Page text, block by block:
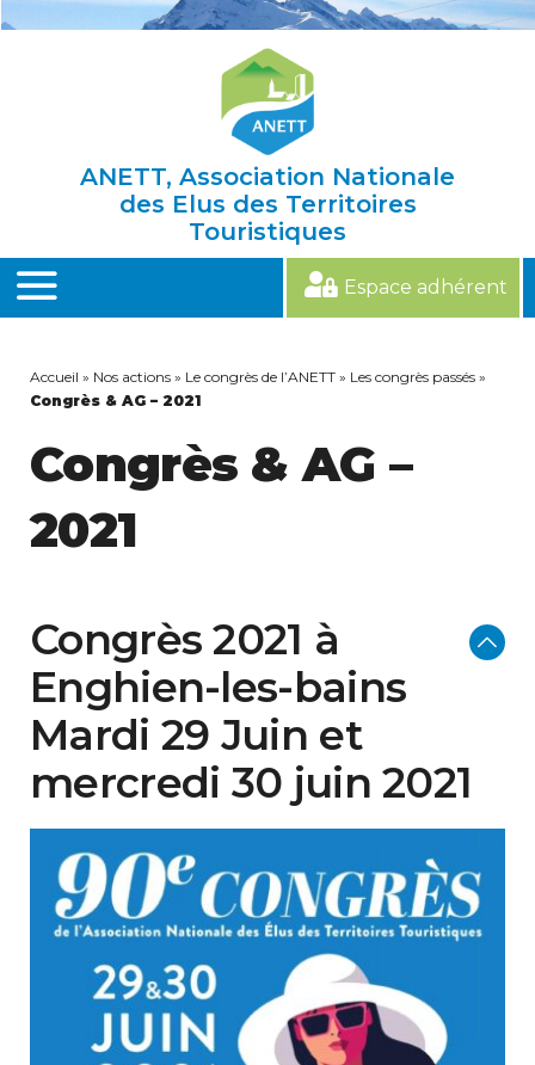
ANETT, Association Nationale
des Elus des Territoires
Touristiques
MENU
Espace adhérent
Accueil » Nos actions » Le congrès de l’ANETT » Les congrès passés »
Congrès & AG – 2021
Congrès & AG –
2021
Congrès 2021 à
Enghien-les-bains
Mardi 29 Juin et
mercredi 30 juin 2021